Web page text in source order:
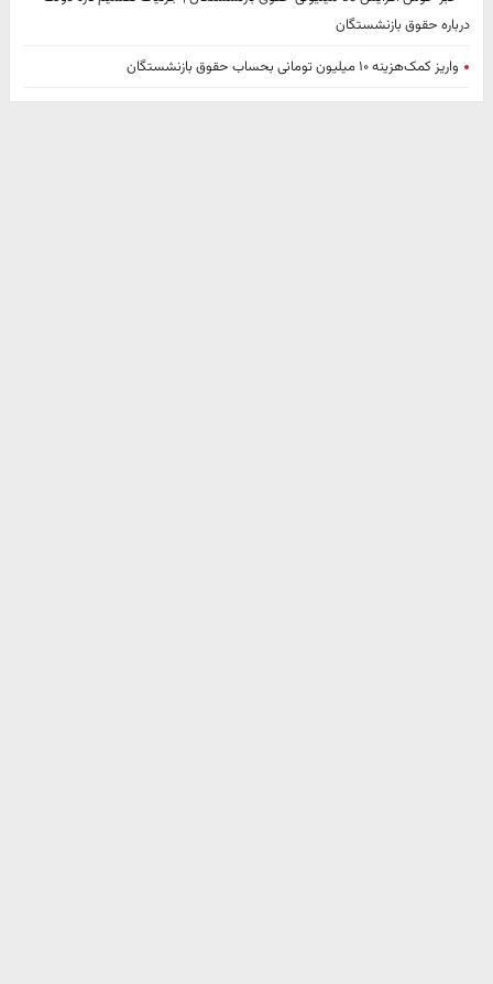
درباره حقوق بازنشستگان
واریز کمک‌هزینه ۱۰ میلیون تومانی بحساب حقوق بازنشستگان